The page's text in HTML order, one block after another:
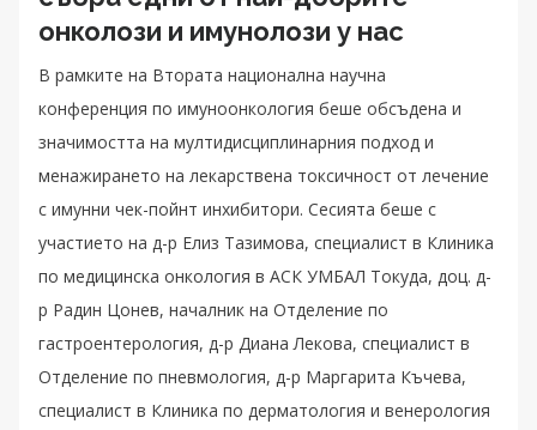
онколози и имунолози у нас
В рамките на Втората национална научна
конференция по имуноонкология беше обсъдена и
значимостта на мултидисциплинарния подход и
менажирането на лекарствена токсичност от лечение
с имунни чек-пойнт инхибитори. Сесията беше с
участието на д-р Елиз Тазимова, специалист в Клиника
по медицинска онкология в АСК УМБАЛ Токуда, доц. д-
р Радин Цонев, началник на Отделение по
гастроентерология, д-р Диана Лекова, специалист в
Отделение по пневмология, д-р Маргарита Къчева,
специалист в Клиника по дерматология и венерология